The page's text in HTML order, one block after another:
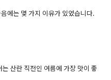
에는 몇 가지 이유가 있었습니다.
산란 직전인 여름에 가장 맛이 좋